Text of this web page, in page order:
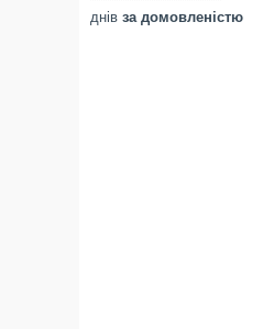
днів за домовленістю